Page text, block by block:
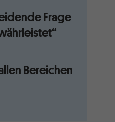
Frage
Bereichen